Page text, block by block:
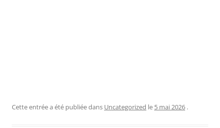
Cette entrée a été publiée dans Uncategorized le 5 mai 2026 .